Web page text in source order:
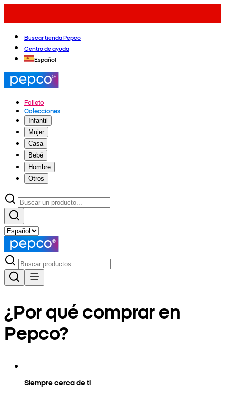
Buscar tienda Pepco
Centro de ayuda
Español
Folleto
Colecciones
Infantil
Mujer
Casa
Bebé
Hombre
Otros
¿Por qué comprar en
Pepco?
Siempre cerca de ti